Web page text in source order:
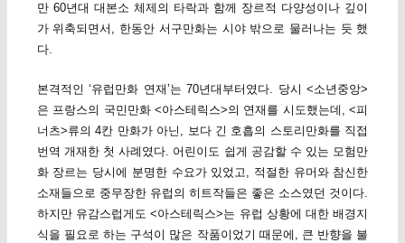
만 60년대 대본소 체제의 타락과 함께 장르적 다양성이나 깊이
가 위축되면서, 한동안 서구만화는 시야 밖으로 물러나는 듯 했
다.
본격적인 ‘유럽만화 연재’는 70년대부터였다. 당시 <소년중앙>
은 프랑스의 국민만화 <아스테릭스>의 연재를 시도했는데, <피
너츠>류의 4칸 만화가 아닌, 보다 긴 호흡의 스토리만화를 직접
번역 개재한 첫 사례였다. 어린이도 쉽게 공감할 수 있는 모험만
화 장르는 당시에 분명한 수요가 있었고, 적절한 유머와 참신한
소재들으로 중무장한 유럽의 히트작들은 좋은 소스였던 것이다.
하지만 유감스럽게도 <아스테릭스>는 유럽 상황에 대한 배경지
식을 필요로 하는 구석이 많은 작품이었기 때문에, 큰 반향을 불